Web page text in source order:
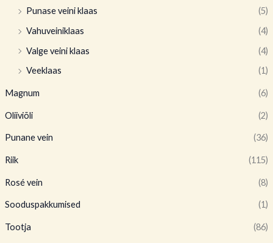
Punase veini klaas
(5)
Vahuveiniklaas
(4)
Valge veini klaas
(4)
Veeklaas
(1)
Magnum (6)
Oliiviõli (2)
Punane vein (36)
Riik (115)
Rosé vein (8)
Sooduspakkumised (1)
Tootja (86)